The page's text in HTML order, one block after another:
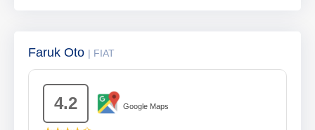
Faruk Oto | FIAT
4.2 Google Maps